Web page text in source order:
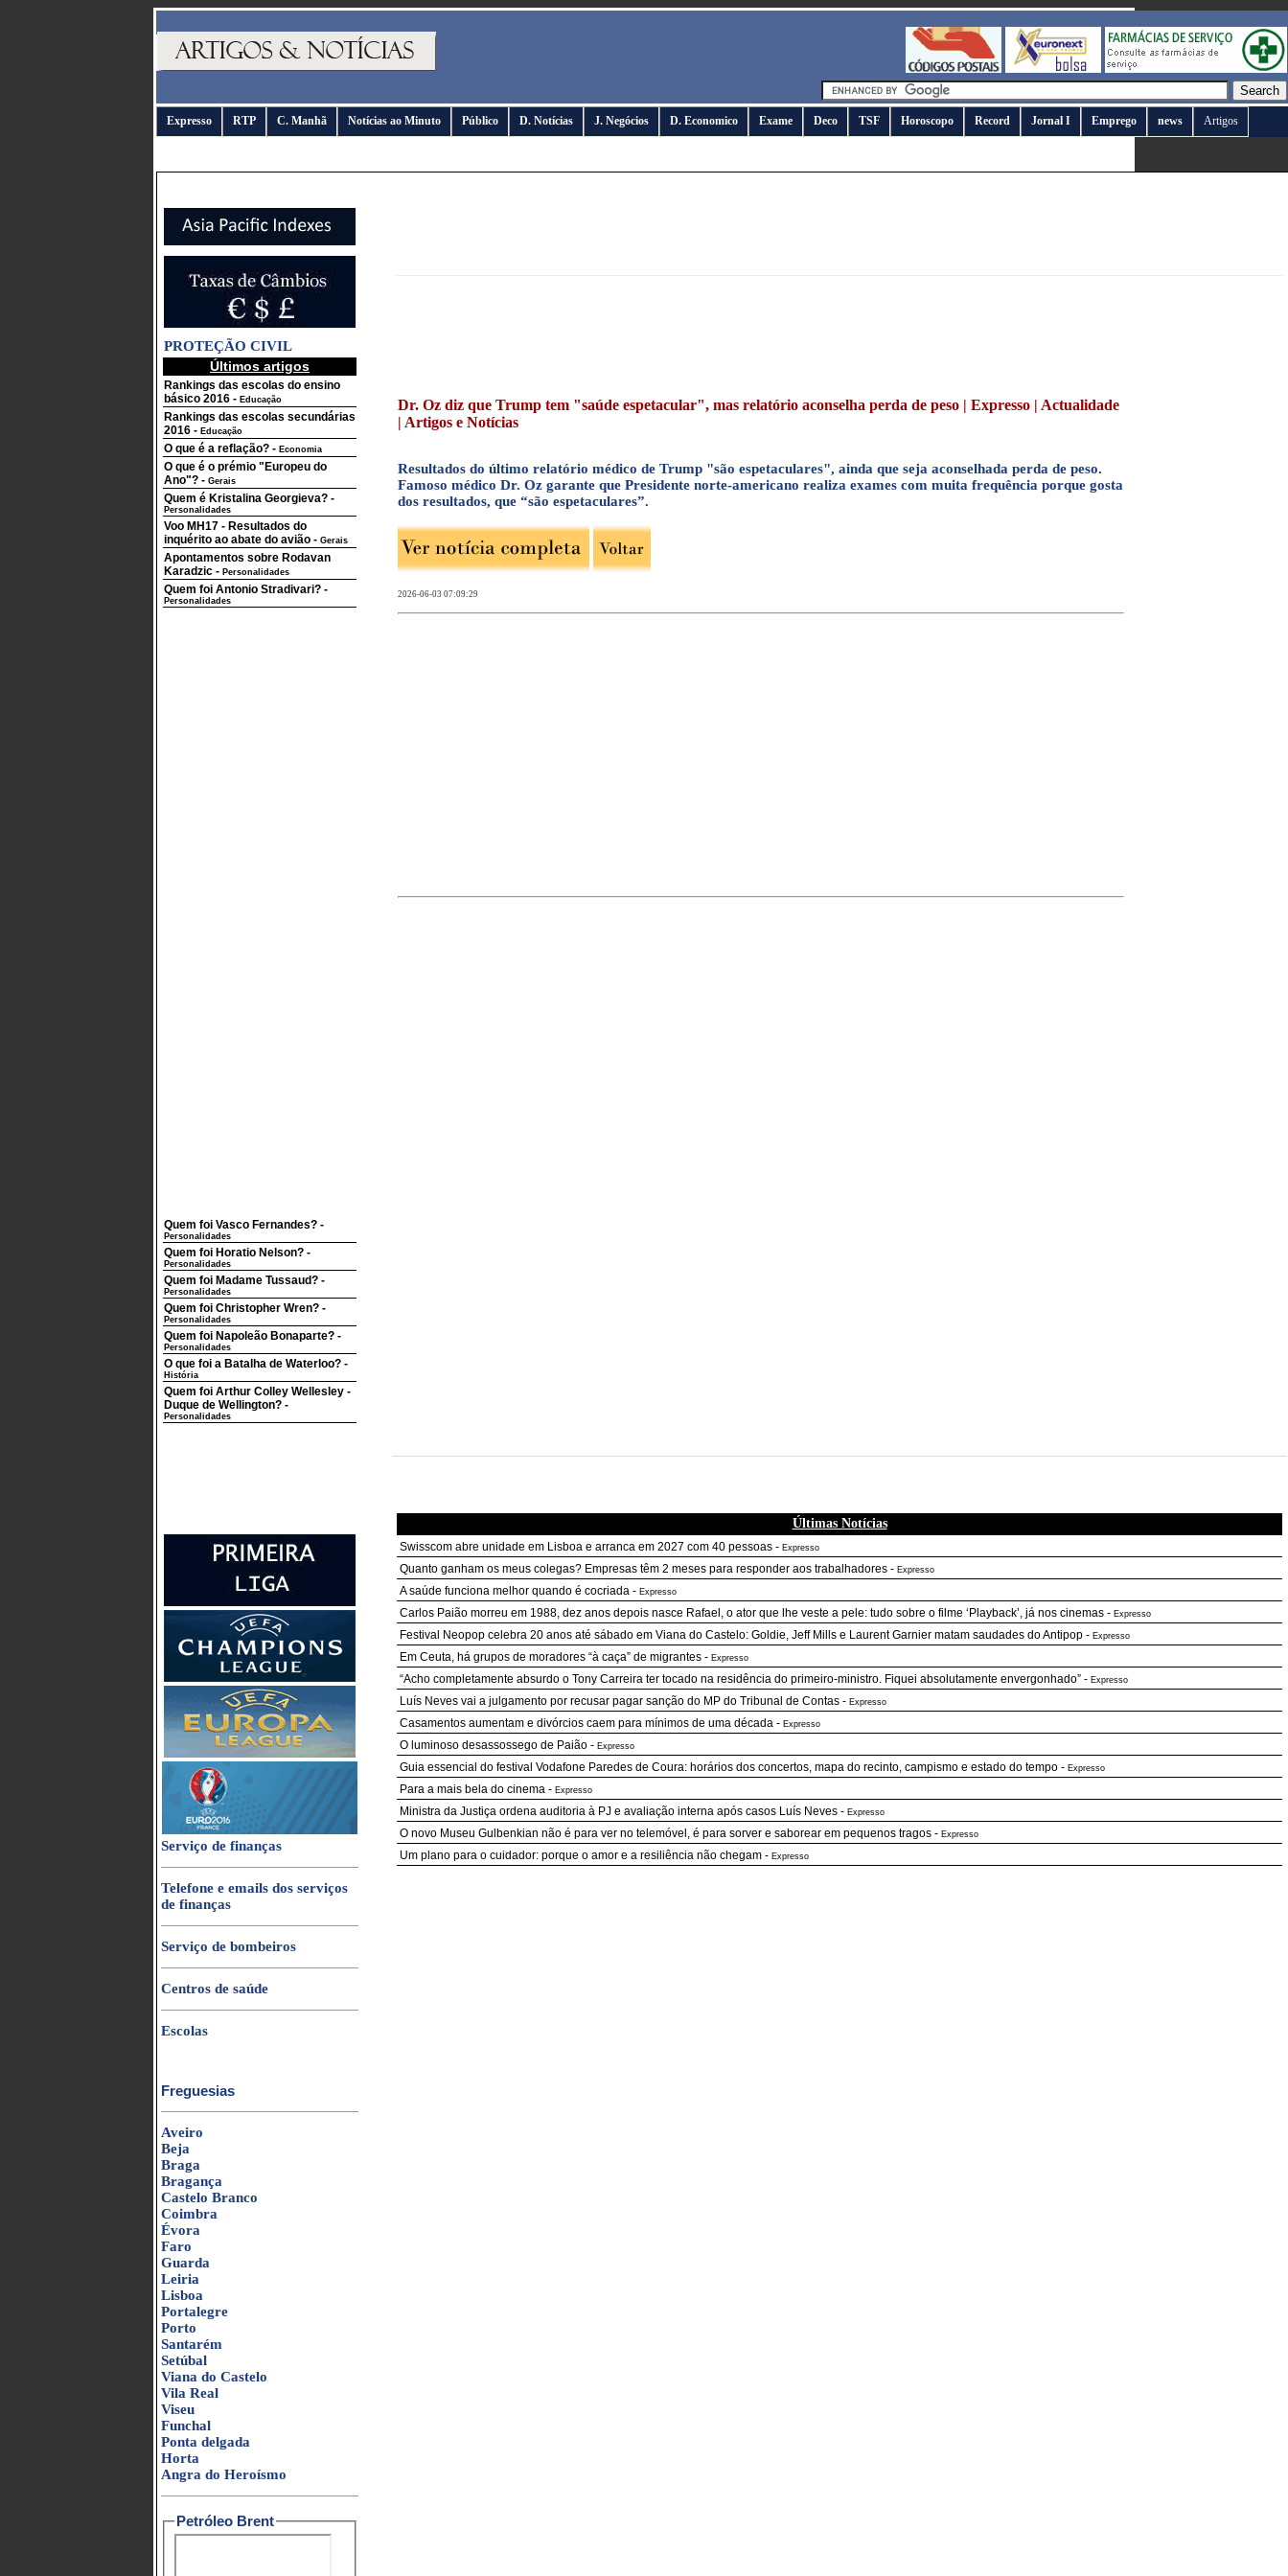
Expresso RTP C. Manhã Notícias ao Minuto Público D. Notícias J. Negócios D. Economico Exame Deco TSF Horoscopo Record Jornal I Emprego news Artigos
PROTEÇÃO CIVIL
Últimos artigos
Rankings das escolas do ensino
básico 2016 - Educação
Rankings das escolas secundárias
2016 - Educação
O que é a reflação? - Economia
O que é o prémio "Europeu do
Ano"? - Gerais
Quem é Kristalina Georgieva? -
Personalidades
Voo MH17 - Resultados do
inquérito ao abate do avião - Gerais
Apontamentos sobre Rodavan
Karadzic - Personalidades
Quem foi Antonio Stradivari? -
Personalidades
Quem foi Vasco Fernandes? -
Personalidades
Quem foi Horatio Nelson? -
Personalidades
Quem foi Madame Tussaud? -
Personalidades
Quem foi Christopher Wren? -
Personalidades
Quem foi Napoleão Bonaparte? -
Personalidades
O que foi a Batalha de Waterloo? -
História
Quem foi Arthur Colley Wellesley -
Duque de Wellington? -
Personalidades
Serviço de finanças
Telefone e emails dos serviços
de finanças
Serviço de bombeiros
Centros de saúde
Escolas
Freguesias
Aveiro
Beja
Braga
Bragança
Castelo Branco
Coimbra
Évora
Faro
Guarda
Leiria
Lisboa
Portalegre
Porto
Santarém
Setúbal
Viana do Castelo
Vila Real
Viseu
Funchal
Ponta delgada
Horta
Angra do Heroísmo
Petróleo Brent
Dr. Oz diz que Trump tem "saúde espetacular", mas relatório aconselha perda de peso | Expresso | Actualidade
| Artigos e Notícias
Resultados do último relatório médico de Trump "são espetaculares", ainda que seja aconselhada perda de peso.
Famoso médico Dr. Oz garante que Presidente norte-americano realiza exames com muita frequência porque gosta
dos resultados, que “são espetaculares”.
2026-06-03 07:09:29
Últimas Notícias
Swisscom abre unidade em Lisboa e arranca em 2027 com 40 pessoas - Expresso
Quanto ganham os meus colegas? Empresas têm 2 meses para responder aos trabalhadores - Expresso
A saúde funciona melhor quando é cocriada - Expresso
Carlos Paião morreu em 1988, dez anos depois nasce Rafael, o ator que lhe veste a pele: tudo sobre o filme ‘Playback’, já nos cinemas - Expresso
Festival Neopop celebra 20 anos até sábado em Viana do Castelo: Goldie, Jeff Mills e Laurent Garnier matam saudades do Antipop - Expresso
Em Ceuta, há grupos de moradores “à caça” de migrantes - Expresso
“Acho completamente absurdo o Tony Carreira ter tocado na residência do primeiro-ministro. Fiquei absolutamente envergonhado” - Expresso
Luís Neves vai a julgamento por recusar pagar sanção do MP do Tribunal de Contas - Expresso
Casamentos aumentam e divórcios caem para mínimos de uma década - Expresso
O luminoso desassossego de Paião - Expresso
Guia essencial do festival Vodafone Paredes de Coura: horários dos concertos, mapa do recinto, campismo e estado do tempo - Expresso
Para a mais bela do cinema - Expresso
Ministra da Justiça ordena auditoria à PJ e avaliação interna após casos Luís Neves - Expresso
O novo Museu Gulbenkian não é para ver no telemóvel, é para sorver e saborear em pequenos tragos - Expresso
Um plano para o cuidador: porque o amor e a resiliência não chegam - Expresso